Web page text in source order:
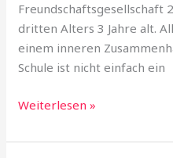
Freundschaftsgesellschaft
dritten Al­ters 3 Jahre alt.
einem inneren
Schule ist nicht einfach ein
Weiterlesen »